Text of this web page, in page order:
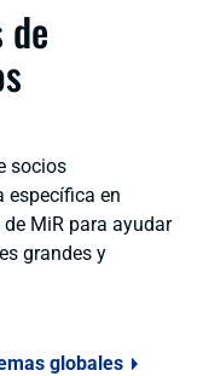
socios
específica en
MiR para ayudar
grandes y
globales